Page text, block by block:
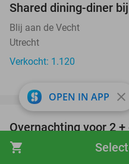
shopping_cart
Shared dining-diner
Blij aan de Vecht
Utrecht
Verkocht: 1.120
Overnachting voor 2
gangendiner bij
OPEN IN APP close